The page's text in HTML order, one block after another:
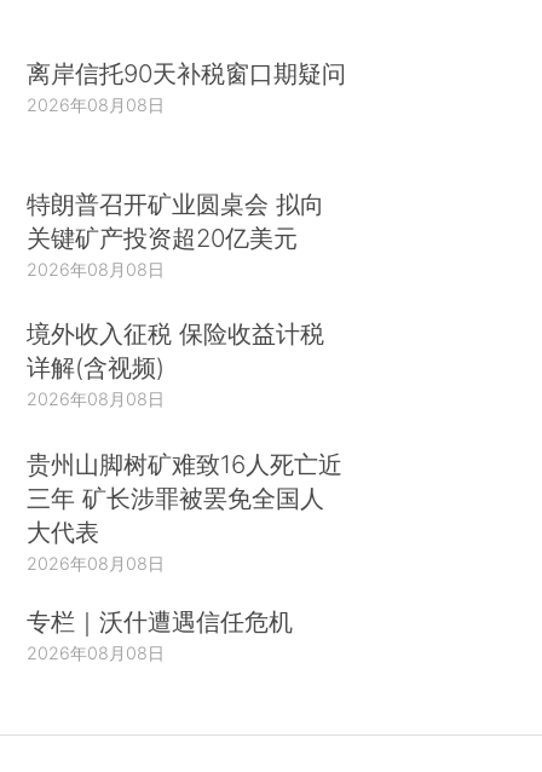
离岸信托90天补税窗口期疑问
2026年08月08日
特朗普召开矿业圆桌会 拟向
关键矿产投资超20亿美元
2026年08月08日
境外收入征税 保险收益计税
详解(含视频)
2026年08月08日
贵州山脚树矿难致16人死亡近
三年 矿长涉罪被罢免全国人
大代表
2026年08月08日
专栏｜沃什遭遇信任危机
2026年08月08日